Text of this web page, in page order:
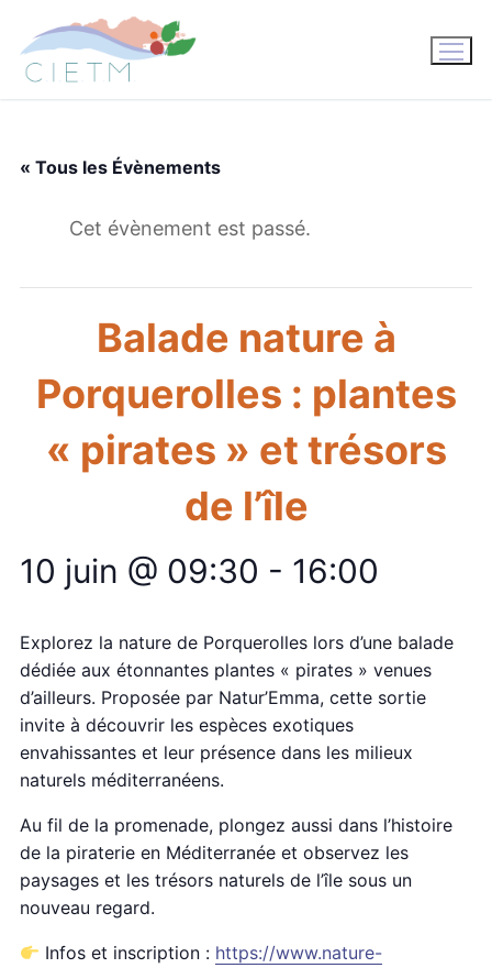
contenu
« Tous les Évènements
Cet évènement est passé.
Balade nature à
Porquerolles : plantes
« pirates » et trésors
de l’île
10 juin @ 09:30 - 16:00
Explorez la nature de Porquerolles lors d’une balade
dédiée aux étonnantes plantes « pirates » venues
d’ailleurs. Proposée par Natur’Emma, cette sortie
invite à découvrir les espèces exotiques
envahissantes et leur présence dans les milieux
naturels méditerranéens.
Au fil de la promenade, plongez aussi dans l’histoire
de la piraterie en Méditerranée et observez les
paysages et les trésors naturels de l’île sous un
nouveau regard.
Infos et inscription : https://www.nature-